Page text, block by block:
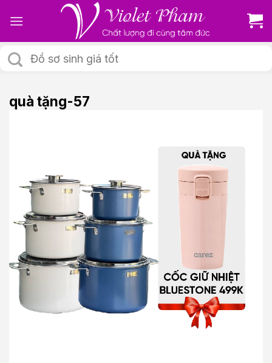
Tìm
kiếm:
quà tặng-57